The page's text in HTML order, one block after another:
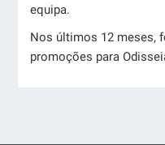
equipa.
Nos últimos 12 meses,
promoções para